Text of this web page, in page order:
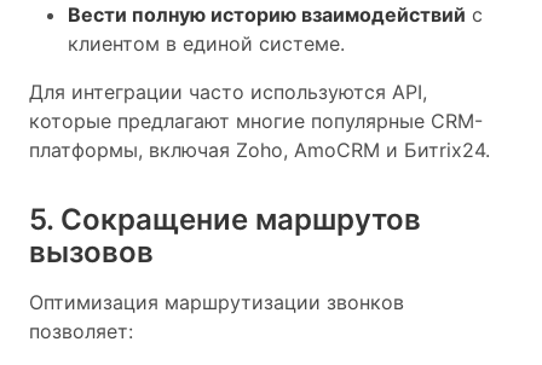
Вести полную историю взаимодействий с
клиентом в единой системе.
Для интеграции часто используются API,
которые предлагают многие популярные CRM-
платформы, включая Zoho, AmoCRM и Битrix24.
5. Сокращение маршрутов
вызовов
Оптимизация маршрутизации звонков
позволяет: